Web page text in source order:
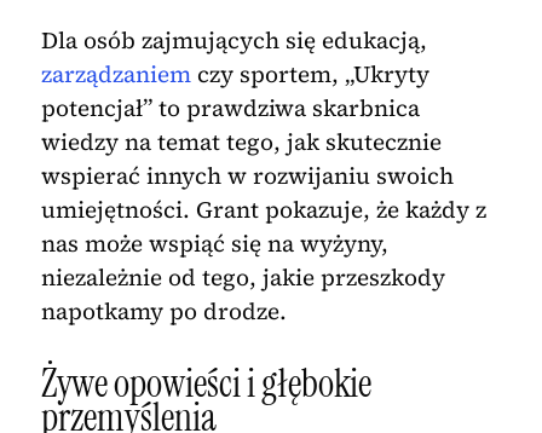
Dla osób zajmujących się edukacją,
zarządzaniemczy sportem, „Ukryty
potencjał” to prawdziwa skarbnica
wiedzy na temat tego, jak skutecznie
wspierać innych w rozwijaniu swoich
umiejętności. Grant pokazuje, że każdy z
nas może wspiąć się na wyżyny,
niezależnie od tego, jakie przeszkody
napotkamy po drodze.
Żywe opowieści i głębokie
przemyślenia